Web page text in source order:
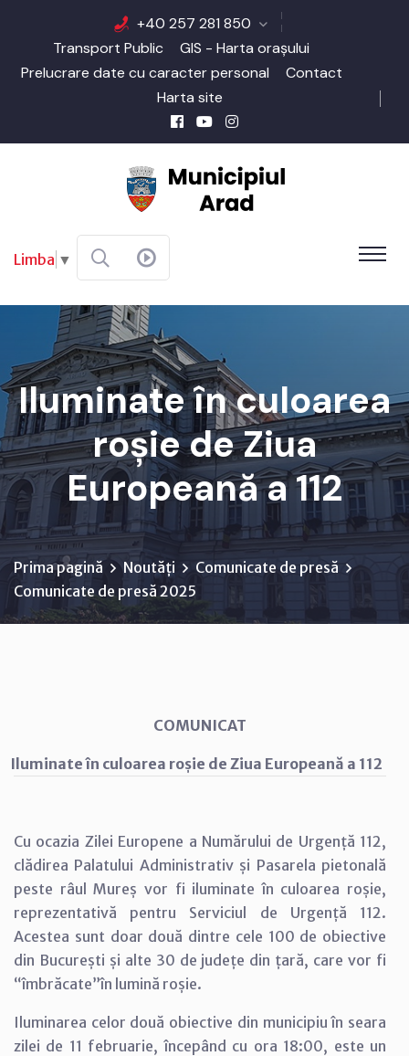
+40 257 281 850
Transport Public
GIS - Harta orașului
Prelucrare date cu caracter personal
Contact
Harta site
Limba ▼
Iluminate în culoarea
roșie de Ziua
Europeană a 112
Prima pagină Noutăți
Comunicate de presă
Comunicate de presă 2025
COMUNICAT
Iluminate în culoarea roșie de Ziua Europeană a 112
Cu ocazia Zilei Europene a Numărului de Urgență 112,
clădirea Palatului Administrativ și Pasarela pietonală
peste râul Mureș vor fi iluminate în culoarea roșie,
reprezentativă pentru Serviciul de Urgență 112.
Acestea sunt doar două dintre cele 100 de obiective
din București și alte 30 de județe din țară, care vor fi
“îmbrăcate”în lumină roșie.
Iluminarea celor două obiective din municipiu în seara
zilei de 11 februarie, începând cu ora 18:00, este un